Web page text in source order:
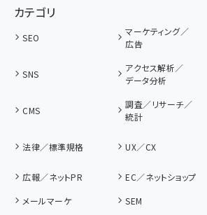
カテゴリ
SEO
マーケティング／
広告
SNS
アクセス解析／
データ分析
CMS
調査／リサーチ／
統計
法律／標準規格 UX／CX
広報／ネットPR
EC／ネットショップ
メールマーケ
SEM